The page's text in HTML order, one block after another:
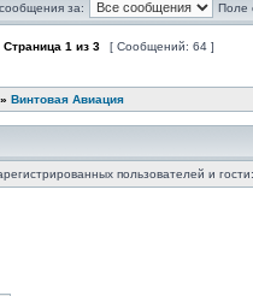
за: Поле
Страница 1 из 3 [ Сообщений: 64 ]
» Винтовая Авиация
пользователей и